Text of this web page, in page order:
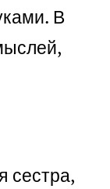
В
сестра,